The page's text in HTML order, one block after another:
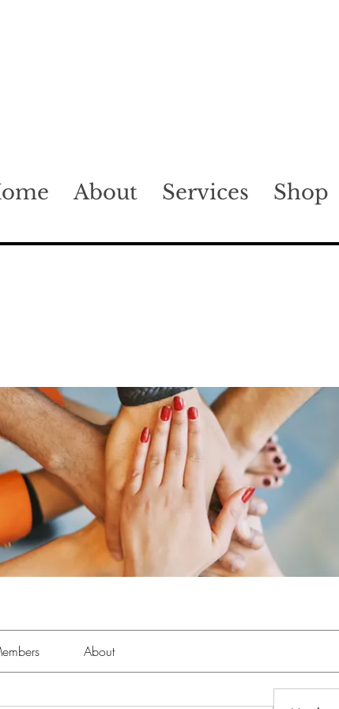
About Services Shop
About